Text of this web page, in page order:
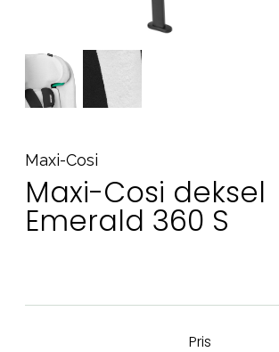
Maxi-Cosi
Maxi-Cosi deksel
Emerald 360 S
Pris
Varemerker
Sol og bading
Kontakt oss på